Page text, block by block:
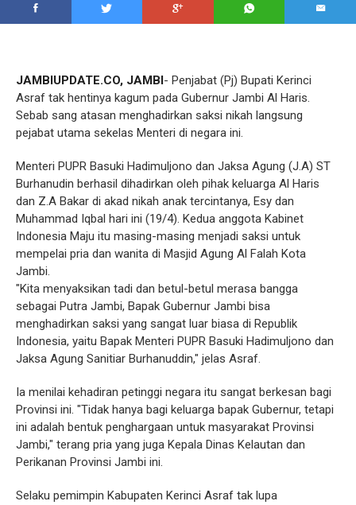
JAMBIUPDATE.CO, JAMBI- Penjabat (Pj) Bupati Kerinci
Asraf tak hentinya kagum pada Gubernur Jambi Al Haris.
Sebab sang atasan menghadirkan saksi nikah langsung
pejabat utama sekelas Menteri di negara ini.
Menteri PUPR Basuki Hadimuljono dan Jaksa Agung (J.A) ST
Burhanudin berhasil dihadirkan oleh pihak keluarga Al Haris
dan Z.A Bakar di akad nikah anak tercintanya, Esy dan
Muhammad Iqbal hari ini (19/4). Kedua anggota Kabinet
Indonesia Maju itu masing-masing menjadi saksi untuk
mempelai pria dan wanita di Masjid Agung Al Falah Kota
Jambi.
"Kita menyaksikan tadi dan betul-betul merasa bangga
sebagai Putra Jambi, Bapak Gubernur Jambi bisa
menghadirkan saksi yang sangat luar biasa di Republik
Indonesia, yaitu Bapak Menteri PUPR Basuki Hadimuljono dan
Jaksa Agung Sanitiar Burhanuddin," jelas Asraf.
Ia menilai kehadiran petinggi negara itu sangat berkesan bagi
Provinsi ini. "Tidak hanya bagi keluarga bapak Gubernur, tetapi
ini adalah bentuk penghargaan untuk masyarakat Provinsi
Jambi," terang pria yang juga Kepala Dinas Kelautan dan
Perikanan Provinsi Jambi ini.
Selaku pemimpin Kabupaten Kerinci Asraf tak lupa